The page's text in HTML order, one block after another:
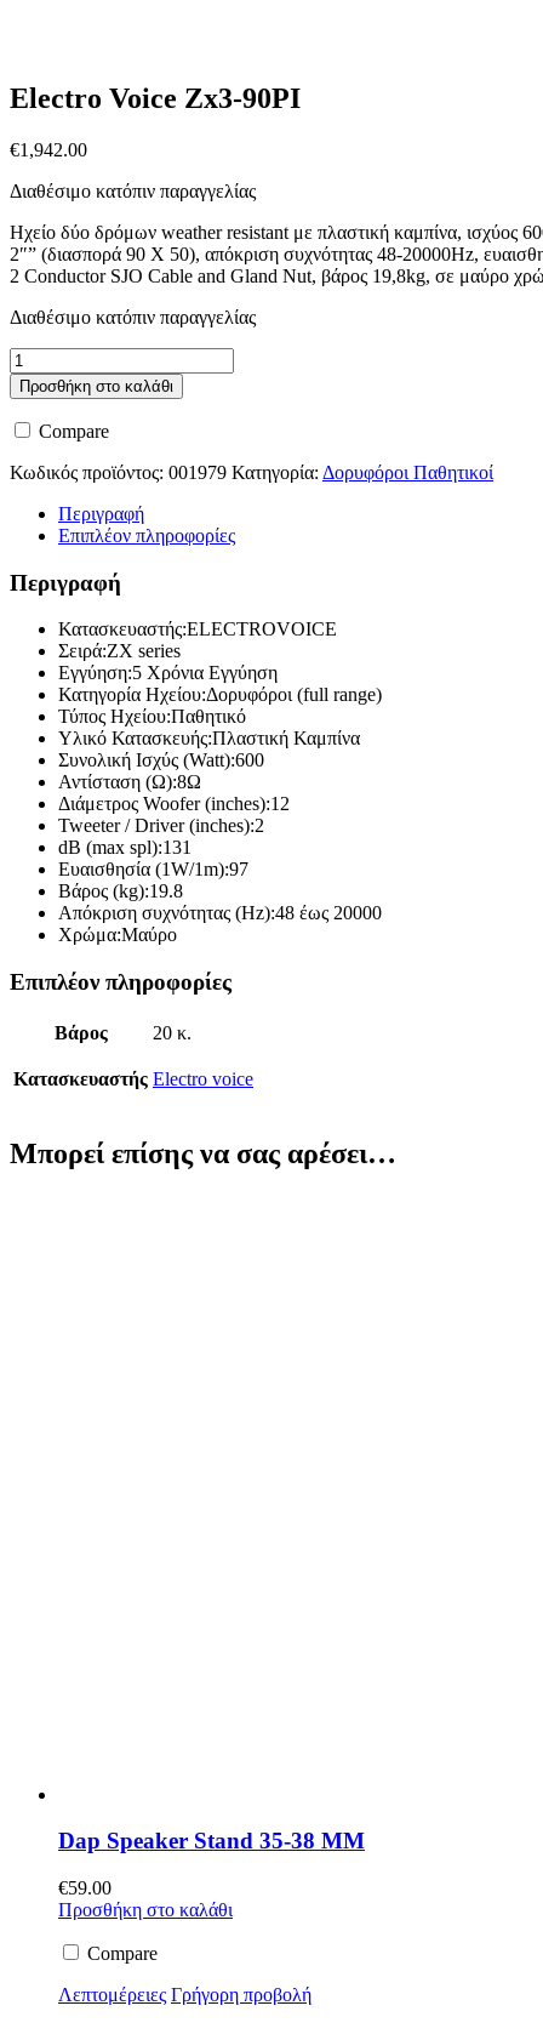
Electro Voice Zx3-90PI
€1,942.00
Διαθέσιμο κατόπιν παραγγελίας
Ηχείο δύο δρόμων weather resistant με πλαστική καμπίνα, ισχύος
2″” (διασπορά 90 X 50), απόκριση συχνότητας 48-20000Hz,
2 Conductor SJO Cable and Gland Nut, βάρος 19,8kg, σε μαύρο
Διαθέσιμο κατόπιν παραγγελίας
Electro
Voice
Zx3-
90PI
ποσότητα
Προσθήκη στο καλάθι
Compare
Κωδικός προϊόντος: 001979 Κατηγορία: Δορυφόροι Παθητικοί
Περιγραφή
Επιπλέον πληροφορίες
Περιγραφή
Κατασκευαστής:ELECTROVOICE
Σειρά:ZX series
Εγγύηση:5 Χρόνια Εγγύηση
Κατηγορία Ηχείου:Δορυφόροι (full range)
Τύπος Ηχείου:Παθητικό
Υλικό Κατασκευής:Πλαστική Καμπίνα
Συνολική Ισχύς (Watt):600
Αντίσταση (Ω):8Ω
Διάμετρος Woofer (inches):12
Tweeter / Driver (inches):2
dB (max spl):131
Ευαισθησία (1W/1m):97
Βάρος (kg):19.8
Απόκριση συχνότητας (Hz):48 έως 20000
Χρώμα:Μαύρο
Επιπλέον πληροφορίες
Βάρος 20 κ.
Κατασκευαστής Electro voice
Μπορεί επίσης να σας αρέσει…
Dap Speaker Stand 35-38 MM
€59.00
Προσθήκη στο καλάθι
Compare
Λεπτομέρειες Γρήγορη προβολή